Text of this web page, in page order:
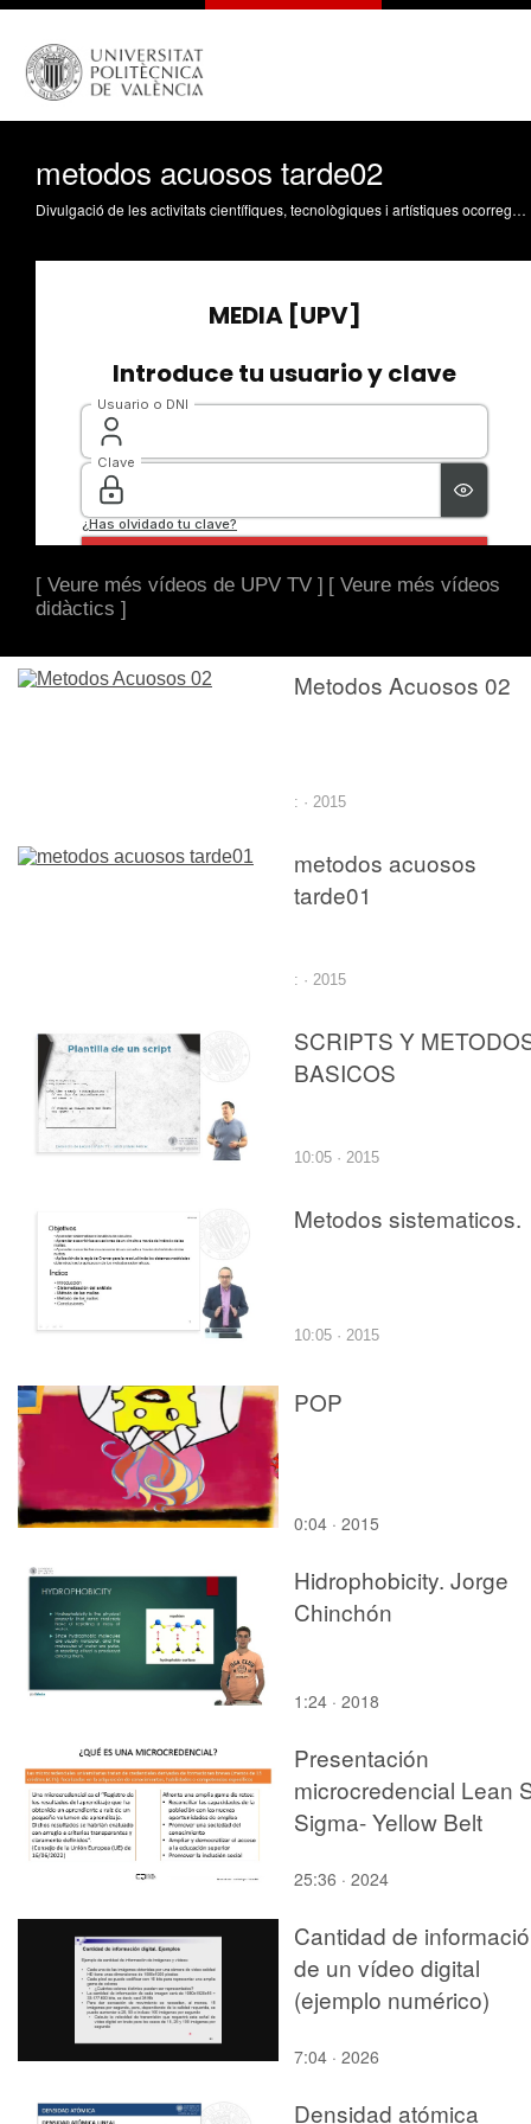
metodos acuosos tarde02
Divulgació de les activitats científiques, tecnològiques i artístiques ocorregudes en els tres campus de la UPV
[ Veure més vídeos de UPV TV ] [ Veure més vídeos
didàctics ]
Metodos Acuosos 02
: · 2015
metodos acuosos
tarde01
: · 2015
SCRIPTS Y
BASICOS
10:05 · 2015
Metodos sistematicos.
10:05 · 2015
POP
0:04 · 2015
Hidrophobicity. Jorge
Chinchón
1:24 · 2018
Presentación
microcredencial Lean
Sigma- Yellow Belt
25:36 · 2024
Cantidad de
de un vídeo digital
(ejemplo numérico)
7:04 · 2026
Densidad atómica